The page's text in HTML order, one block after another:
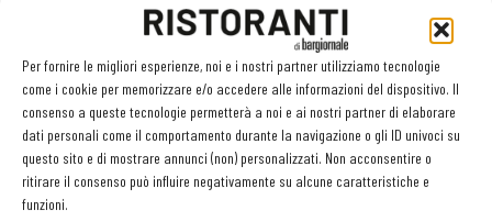
Per fornire le migliori esperienze, noi e i nostri partner utilizziamo tecnologie
come i cookie per memorizzare e/o accedere alle informazioni del dispositivo. Il
consenso a queste tecnologie permetterà a noi e ai nostri partner di elaborare
dati personali come il comportamento durante la navigazione o gli ID univoci su
questo sito e di mostrare annunci (non) personalizzati. Non acconsentire o
ritirare il consenso può influire negativamente su alcune caratteristiche e
funzioni.
giardiniera di verdure). I prezzi oscillano tra i 7 e gli 11 euro. E per
l’aperitivo, servito dalle 19 alle 20,30, c’è laversione finger
foodcon patate più piccole in 12 doversi assaggi.